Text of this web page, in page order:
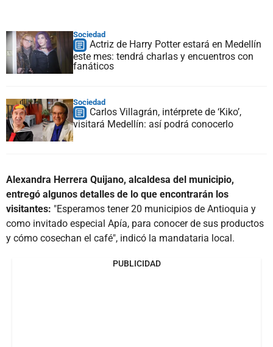
Sociedad
Actriz de Harry Potter estará en Medellín
este mes: tendrá charlas y encuentros con
fanáticos
Sociedad
Carlos Villagrán, intérprete de ‘Kiko’,
visitará Medellín: así podrá conocerlo
Alexandra Herrera Quijano, alcaldesa del municipio,
entregó algunos detalles de lo que encontrarán los
visitantes: "Esperamos tener 20 municipios de Antioquia y
como invitado especial Apía, para conocer de sus productos
y cómo cosechan el café", indicó la mandataria local.
PUBLICIDAD